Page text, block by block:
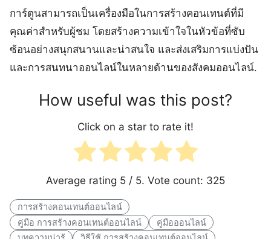
การ์ตูนสามารถเป็นเครื่องมือในการสร้างคอนเทนต์ที่มี
คุณค่าสำหรับผู้ชม โดยสร้างความเข้าใจในหัวข้อที่ซับ
ซ้อนอย่างสนุกสนานและน่าสนใจ และส่งเสริมการแบ่งปัน
และการสนทนาออนไลน์ในหลายด้านของสังคมออนไลน์.
How useful was this post?
Click on a star to rate it!
Average rating 5 / 5. Vote count: 325
การสร้างคอนเทนต์ออนไลน์
คู่มือ การสร้างคอนเทนต์ออนไลน์
คู่มือออนไลน์